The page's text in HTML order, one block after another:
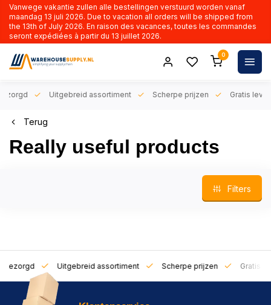
Vanwege vakantie zullen alle bestellingen verstuurd worden vanaf
maandag 13 juli 2026. Due to vacation all orders will be shipped from
the 13th of July 2026. En raison des vacances, toutes les commandes
seront expédiées à partir du 13 juillet 2026.
0
Uitgebreid assortiment Scherpe prijzen Gratis levering
Terug
Really useful products
Filters
Uitgebreid assortiment Scherpe prijzen Gratis